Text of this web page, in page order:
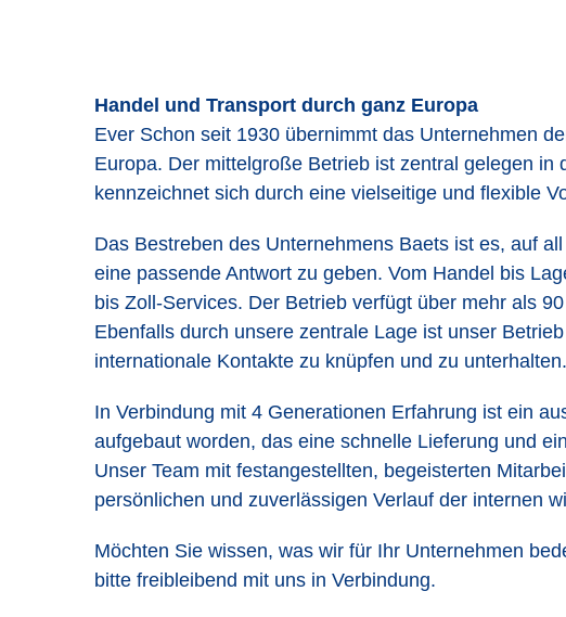
Handel und Transport durch ganz Europa
Ever Schon seit 1930 übernimmt das Unternehmen
Europa. Der mittelgroße Betrieb ist zentral gelegen in
kennzeichnet sich durch eine vielseitige und flexible
Das Bestreben des Unternehmens Baets ist es, auf
eine passende Antwort zu geben. Vom Handel bis
bis Zoll-Services. Der Betrieb verfügt über mehr als
Ebenfalls durch unsere zentrale Lage ist unser
internationale Kontakte zu knüpfen und zu unterhalten.
In Verbindung mit 4 Generationen Erfahrung ist ein
aufgebaut worden, das eine schnelle Lieferung und
Unser Team mit festangestellten, begeisterten
persönlichen und zuverlässigen Verlauf der internen
Möchten Sie wissen, was wir für Ihr Unternehmen
bitte freibleibend mit uns in Verbindung.